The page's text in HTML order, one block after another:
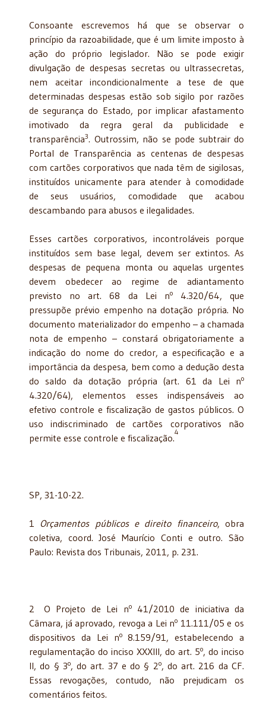
Consoante escrevemos há que se observar o
princípio da razoabilidade, que é um limite imposto à
ação do próprio legislador. Não se pode exigir
divulgação de despesas secretas ou ultrassecretas,
nem aceitar incondicionalmente a tese de que
determinadas despesas estão sob sigilo por razões
de segurança do Estado, por implicar afastamento
imotivado da regra geral da publicidade e
transparência3. Outrossim, não se pode subtrair do
Portal de Transparência as centenas de despesas
com cartões corporativos que nada têm de sigilosas,
instituídos unicamente para atender à comodidade
de seus usuários, comodidade que acabou
descambando para abusos e ilegalidades.
Esses cartões corporativos, incontroláveis porque
instituídos sem base legal, devem ser extintos. As
despesas de pequena monta ou aquelas urgentes
devem obedecer ao regime de adiantamento
previsto no art. 68 da Lei no4.320/64, que
pressupõe prévio empenho na dotação própria. No
documento materializador do empenho – a chamada
nota de empenho – constará obrigatoriamente a
indicação do nome do credor, a especificação e a
importância da despesa, bem como a dedução desta
do saldo da dotação própria (art. 61 da Lei no
4.320/64), elementos esses indispensáveis ao
efetivo controle e fiscalização de gastos públicos. O
uso indiscriminado de cartões corporativos não
permite esse controle e fiscalização.
4
SP, 31-10-22.
1 Orçamentos públicos e direito financeiro, obra
coletiva, coord. José Maurício Conti e outro. São
Paulo: Revista dos Tribunais, 2011, p. 231.
2 O Projeto de Lei no41/2010 de iniciativa da
Câmara, já aprovado, revoga a Lei no 11.111/05 e os
dispositivos da Lei no8.159/91, estabelecendo a
regulamentação do inciso XXXIII, do art. 5o, do inciso
II, do § 3o, do art. 37 e do § 2o, do art. 216 da CF.
Essas revogações, contudo, não prejudicam os
comentários feitos.